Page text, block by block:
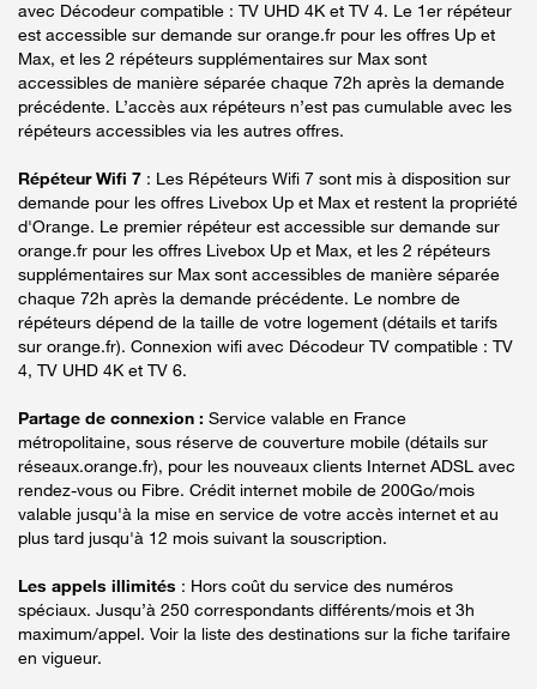
avec Décodeur compatible : TV UHD 4K et TV 4. Le 1er répéteur
est accessible sur demande sur orange.fr pour les offres Up et
Max, et les 2 répéteurs supplémentaires sur Max sont
accessibles de manière séparée chaque 72h après la demande
précédente. L’accès aux répéteurs n’est pas cumulable avec les
répéteurs accessibles via les autres offres.
Répéteur Wifi 7 : Les Répéteurs Wifi 7 sont mis à disposition sur
demande pour les offres Livebox Up et Max et restent la propriété
d'Orange. Le premier répéteur est accessible sur demande sur
orange.fr pour les offres Livebox Up et Max, et les 2 répéteurs
supplémentaires sur Max sont accessibles de manière séparée
chaque 72h après la demande précédente. Le nombre de
répéteurs dépend de la taille de votre logement (détails et tarifs
sur orange.fr). Connexion wifi avec Décodeur TV compatible : TV
4, TV UHD 4K et TV 6.
Partage de connexion : Service valable en France
métropolitaine, sous réserve de couverture mobile (détails sur
réseaux.orange.fr), pour les nouveaux clients Internet ADSL avec
rendez-vous ou Fibre. Crédit internet mobile de 200Go/mois
valable jusqu'à la mise en service de votre accès internet et au
plus tard jusqu'à 12 mois suivant la souscription.
Les appels illimités : Hors coût du service des numéros
spéciaux. Jusqu’à 250 correspondants différents/mois et 3h
maximum/appel. Voir la liste des destinations sur la fiche tarifaire
en vigueur.